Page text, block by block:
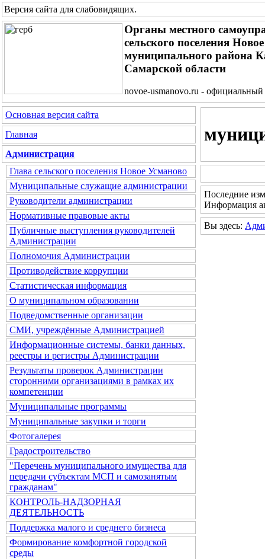
Версия сайта для слабовидящих.
Органы местного
сельского поселения
муниципального района
Самарской области
novoe-usmanovo.ru - официальный
Основная версия сайта
Главная
Администрация
Глава сельского поселения Новое Усманово
Муниципальные служащие администрации
Руководители администрации
Нормативные правовые акты
Публичные выступления руководителей
Администрации
Полномочия Администрации
Противодействие коррупции
Статистическая информация
О муниципальном образовании
Подведомственные организации
СМИ, учреждённые Администрацией
Информационные системы, банки данных,
реестры и регистры Администрации
Результаты проверок Администрации
сторонними организациями в рамках их
компетенции
Муниципальные программы
Муниципальные закупки и торги
Фотогалерея
Градостроительство
"Перечень муниципального имущества для
передачи субъектам МСП и самозанятым
гражданам"
КОНТРОЛЬ-НАДЗОРНАЯ
ДЕЯТЕЛЬНОСТЬ
Поддержка малого и среднего бизнеса
Формирование комфортной городской
среды
Последние
Информация
Вы здесь: